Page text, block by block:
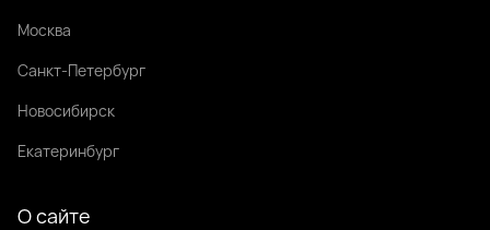
Москва
Санкт-Петербург
Новосибирск
Екатеринбург
О сайте